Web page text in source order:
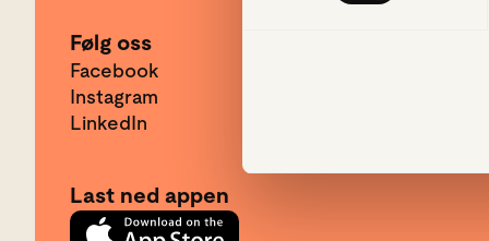
Følg oss
Facebook
Instagram
LinkedIn
Last ned appen